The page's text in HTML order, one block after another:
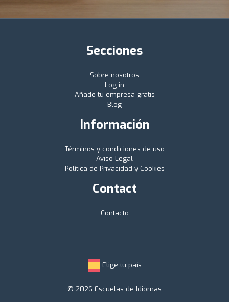
Secciones
Sobre nosotros
Log in
Añade tu empresa gratis
Blog
Información
Términos y condiciones de uso
Aviso Legal
Política de Privacidad y Cookies
Contact
Contacto
Elige tu país
© 2026 Escuelas de Idiomas